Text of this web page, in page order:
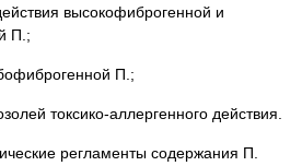
высокофиброгенной и
П.;
П.;
токсико-аллергенного действия.
регламенты содержания П.